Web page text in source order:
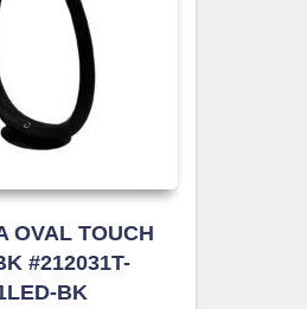
OVAL TOUCH
#212031T-
BK